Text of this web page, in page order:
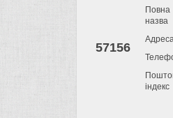
57156
Повна
назва
індекс